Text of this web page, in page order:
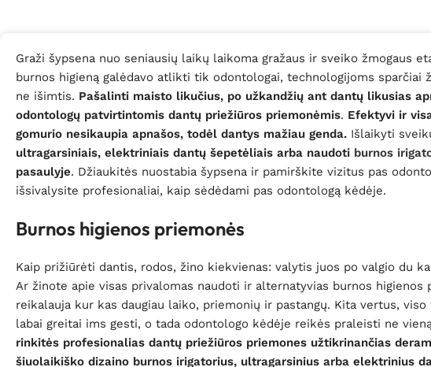
Graži šypsena nuo seniausių laikų laikoma gražaus ir sveiko žmogaus
burnos higieną galėdavo atlikti tik odontologai, technologijoms
ne išimtis. Pašalinti maisto likučius, po užkandžių ant dantų likusias
odontologų patvirtintomis dantų priežiūros priemonėmis. Efektyvi ir
gomurio nesikaupia apnašos, todėl dantys mažiau genda. Išlaikyti
ultragarsiniais, elektriniais dantų šepetėliais arba naudoti burnos
pasaulyje. Džiaukitės nuostabia šypsena ir pamirškite vizitus pas
išsivalysite profesionaliai, kaip sėdėdami pas odontologą kėdėje.
Burnos higienos priemonės
Kaip prižiūrėti dantis, rodos, žino kiekvienas: valytis juos po valgio du
Ar žinote apie visas privalomas naudoti ir alternatyvias burnos
reikalauja kur kas daugiau laiko, priemonių ir pastangų. Kita vertus,
labai greitai ims gesti, o tada odontologo kėdėje reikės praleisti ne
rinkitės profesionalias dantų priežiūros priemones užtikrinančias
šiuolaikiško dizaino burnos irigatorius, ultragarsinius arba elektrinius